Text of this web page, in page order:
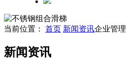
当前位置： 首页 新闻资讯企业管理
新闻资讯